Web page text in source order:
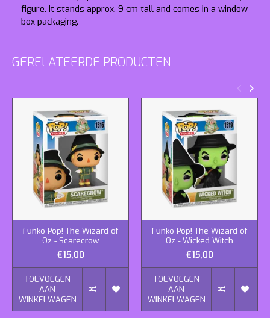
figure. It stands approx. 9 cm tall and comes in a window
box packaging.
GERELATEERDE PRODUCTEN
Funko Pop! The Wizard of
Oz - Scarecrow
€15,00
TOEVOEGEN
AAN
WINKELWAGEN
Funko Pop! The Wizard of
Oz - Wicked Witch
€15,00
TOEVOEGEN
AAN
WINKELWAGEN